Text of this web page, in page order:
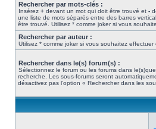
Rechercher par mots-clés :
Insérez + devant un mot qui doit être trouvé et -
une liste de mots séparés entre des barres
être trouvé. Utilisez * comme joker si vous
Rechercher par auteur :
Utilisez * comme joker si vous souhaitez effectuer
Rechercher dans le(s) forum(s) :
Sélectionnez le forum ou les forums dans
recherche. Les sous-forums seront
désactivez pas l’option « Rechercher dans les